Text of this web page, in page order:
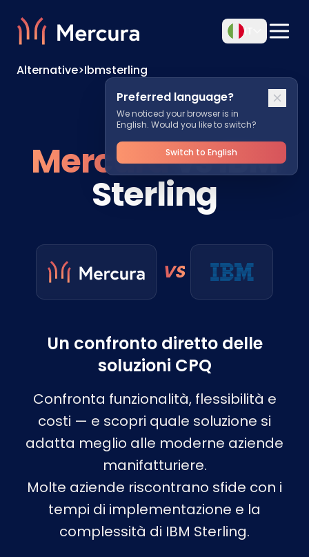
Preferred language?
We noticed your browser is in
English. Would you like to switch?
Switch to English
Alternative>Ibmsterling
Mercuravs IBM
Sterling
VS
Un confronto diretto delle
soluzioni CPQ
Confronta funzionalità, flessibilità e
costi — e scopri quale soluzione si
adatta meglio alle moderne aziende
manifatturiere.
Molte aziende riscontrano sfide con i
tempi di implementazione e la
complessità di IBM Sterling.